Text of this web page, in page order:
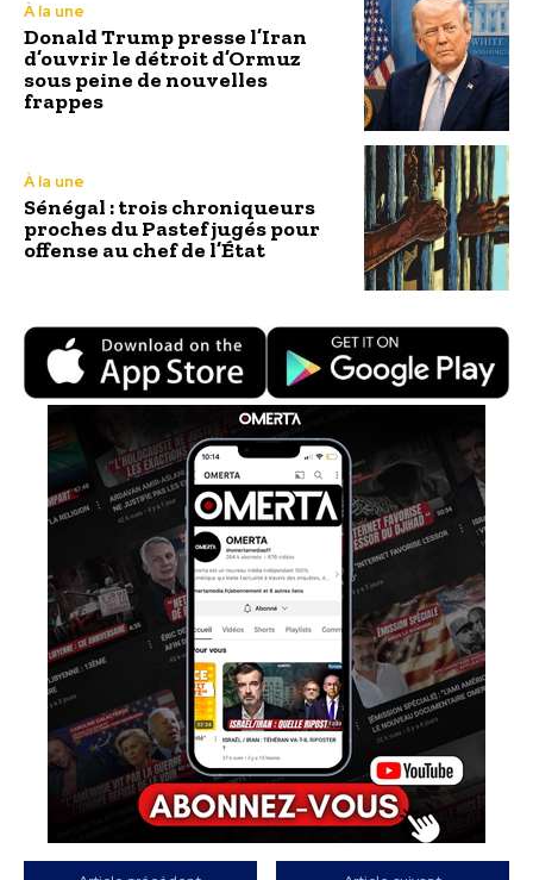
À la une
Donald Trump presse l’Iran
d’ouvrir le détroit d’Ormuz
sous peine de nouvelles
frappes
À la une
Sénégal : trois chroniqueurs
proches du Pastef jugés pour
offense au chef de l’État